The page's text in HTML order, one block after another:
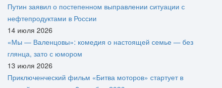
Путин заявил о постепенном выправлении ситуации с
нефтепродуктами в России
14 июля 2026
«Мы — Валенцовы»: комедия о настоящей семье — без
глянца, зато с юмором
13 июля 2026
Приключенческий фильм «Битва моторов» стартует в